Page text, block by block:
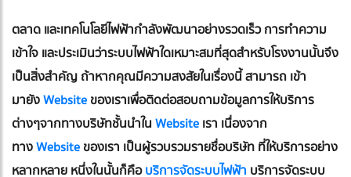
ตลาด และเทคโนโลยีไฟฟ้ากำลังพัฒนาอย่างรวดเร็ว การทำความ
เข้าใจ และประเมินว่าระบบไฟฟ้าใดเหมาะสมที่สุดสำหรับโรงงานนั้นจึง
เป็นสิ่งสำคัญ ถ้าหากคุณมีความสงสัยในเรื่องนี้ สามารถ เข้า
มายังWebsiteของเราเพื่อติดต่อสอบถามข้อมูลการให้บริการ
ต่างๆจากทางบริษัทชั้นนำในWebsiteเรา เนื่องจาก
ทางWebsiteของเรา เป็นผู้รวบรวมรายชื่อบริษัท ที่ให้บริการอย่าง
หลากหลาย หนึ่งในนั้นก็คือบริการจัดระบบไฟฟ้า บริการจัดระบบ